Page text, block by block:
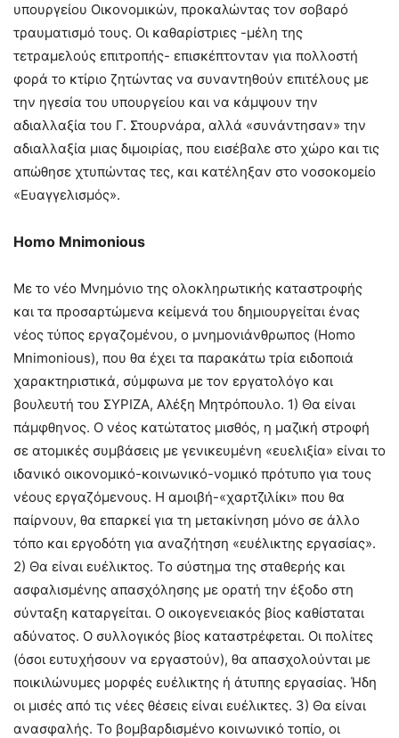
υπουργείου Οικονομικών, προκαλώντας τον σοβαρό
τραυματισμό τους. Οι καθαρίστριες -μέλη της
τετραμελούς επιτροπής- επισκέπτονταν για πολλοστή
φορά το κτίριο ζητώντας να συναντηθούν επιτέλους με
την ηγεσία του υπουργείου και να κάμψουν την
αδιαλλαξία του Γ. Στουρνάρα, αλλά «συνάντησαν» την
αδιαλλαξία μιας διμοιρίας, που εισέβαλε στο χώρο και τις
απώθησε χτυπώντας τες, και κατέληξαν στο νοσοκομείο
«Ευαγγελισμός».
Homo Mnimonious
Με το νέο Μνημόνιο της ολοκληρωτικής καταστροφής
και τα προσαρτώμενα κείμενά του δημιουργείται ένας
νέος τύπος εργαζομένου, ο μνημονιάνθρωπος (Homo
Mnimonious), που θα έχει τα παρακάτω τρία ειδοποιά
χαρακτηριστικά, σύμφωνα με τον εργατολόγο και
βουλευτή του ΣΥΡΙΖΑ, Αλέξη Μητρόπουλο. 1) Θα είναι
πάμφθηνος. Ο νέος κατώτατος μισθός, η μαζική στροφή
σε ατομικές συμβάσεις με γενικευμένη «ευελιξία» είναι το
ιδανικό οικονομικό-κοινωνικό-νομικό πρότυπο για τους
νέους εργαζόμενους. Η αμοιβή-«χαρτζιλίκι» που θα
παίρνουν, θα επαρκεί για τη μετακίνηση μόνο σε άλλο
τόπο και εργοδότη για αναζήτηση «ευέλικτης εργασίας».
2) Θα είναι ευέλικτος. Το σύστημα της σταθερής και
ασφαλισμένης απασχόλησης με ορατή την έξοδο στη
σύνταξη καταργείται. Ο οικογενειακός βίος καθίσταται
αδύνατος. Ο συλλογικός βίος καταστρέφεται. Οι πολίτες
(όσοι ευτυχήσουν να εργαστούν), θα απασχολούνται με
ποικιλώνυμες μορφές ευέλικτης ή άτυπης εργασίας. Ήδη
οι μισές από τις νέες θέσεις είναι ευέλικτες. 3) Θα είναι
ανασφαλής. Το βομβαρδισμένο κοινωνικό τοπίο, οι